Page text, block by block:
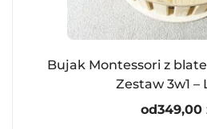
Bujak Montessori z
Zestaw 3w1 –
od349,00